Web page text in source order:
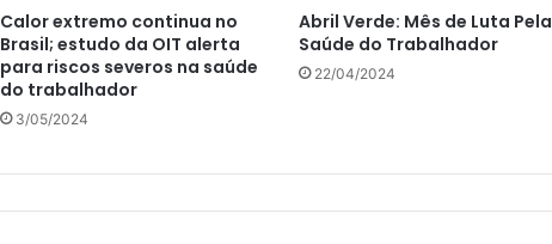
Calor extremo continua no
Brasil; estudo da OIT alerta
para riscos severos na saúde
do trabalhador
3/05/2024
Abril Verde: Mês de Luta Pela
Saúde do Trabalhador
22/04/2024